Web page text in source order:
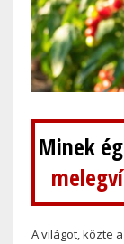
Minek
A világot, közte